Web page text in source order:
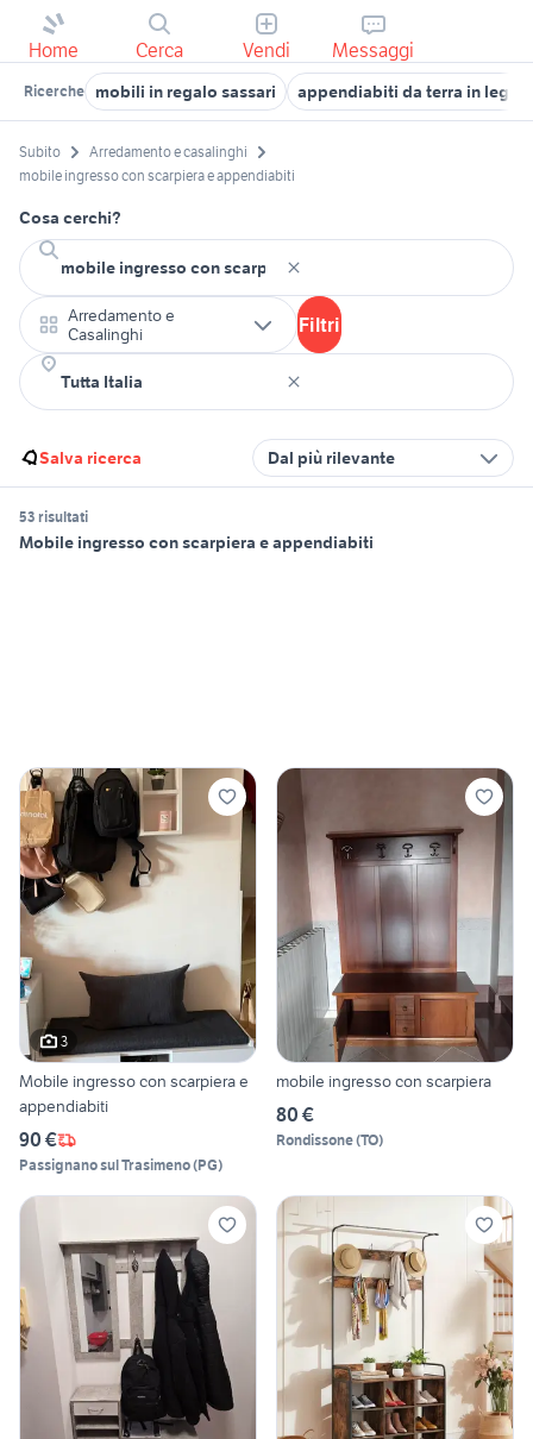
Home Cerca Vendi Messaggi
Ricerche mobili in regalo sassari appendiabiti da terra in legno
Subito
Arredamento e casalinghi
mobile ingresso con scarpiera e appendiabiti
Cosa cerchi?
Arredamento e
Casalinghi
Filtri
Salva ricerca Dal più rilevante
53 risultati
Mobile ingresso con scarpiera e appendiabiti
3
Mobile ingresso con scarpiera e
appendiabiti
90 €
Passignano sul Trasimeno(PG)
mobile ingresso con scarpiera
80 €
Rondissone(TO)